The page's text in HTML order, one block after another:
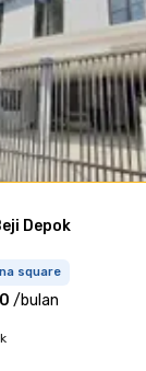
Depok
square
/bulan